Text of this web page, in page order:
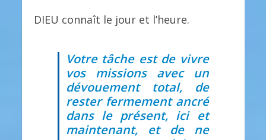
DIEU connaît le jour et l’heure.
Votre tâche est de vivre
vos missions avec un
dévouement total, de
rester fermement ancré
dans le présent, ici et
maintenant, et de ne